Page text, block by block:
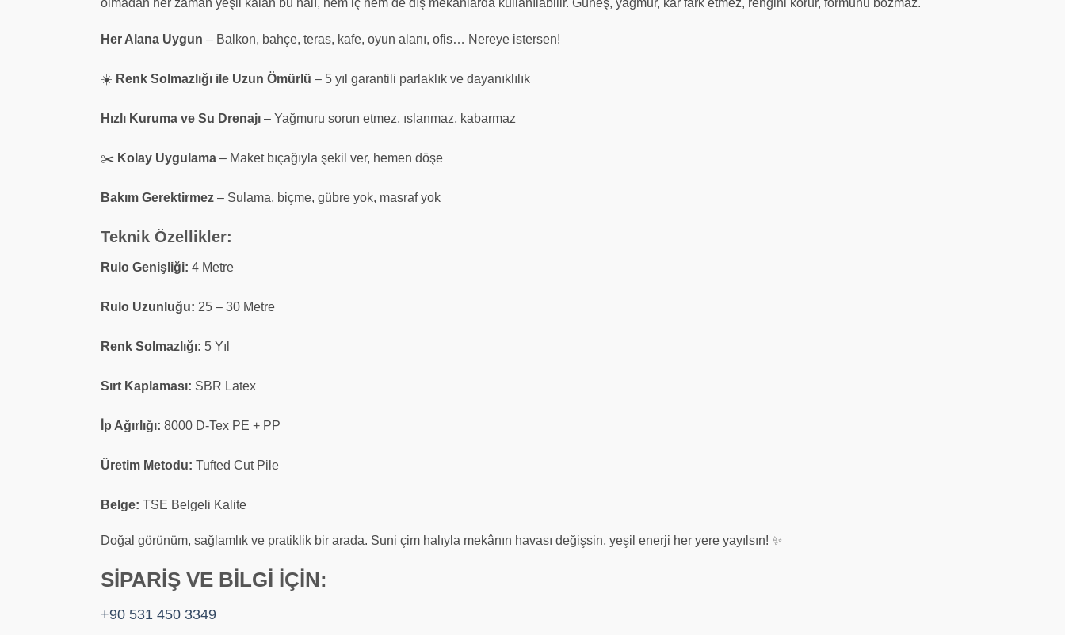
olmadan her zaman yeşil kalan bu halı, hem iç hem de dış mekanlarda kullanılabilir. Güneş, yağmur, kar fark etmez, rengini korur, formunu bozmaz.
Her Alana Uygun – Balkon, bahçe, teras, kafe, oyun alanı, ofis… Nereye istersen!
☀️ Renk Solmazlığı ile Uzun Ömürlü – 5 yıl garantili parlaklık ve dayanıklılık
Hızlı Kuruma ve Su Drenajı – Yağmuru sorun etmez, ıslanmaz, kabarmaz
✂️ Kolay Uygulama – Maket bıçağıyla şekil ver, hemen döşe
Bakım Gerektirmez – Sulama, biçme, gübre yok, masraf yok
Teknik Özellikler:
Rulo Genişliği: 4 Metre
Rulo Uzunluğu: 25 – 30 Metre
Renk Solmazlığı: 5 Yıl
Sırt Kaplaması: SBR Latex
İp Ağırlığı: 8000 D-Tex PE + PP
Üretim Metodu: Tufted Cut Pile
Belge: TSE Belgeli Kalite
Doğal görünüm, sağlamlık ve pratiklik bir arada. Suni çim halıyla mekânın havası değişsin, yeşil enerji her yere yayılsın! ✨
SİPARİŞ VE BİLGİ İÇİN:
+90 531 450 3349